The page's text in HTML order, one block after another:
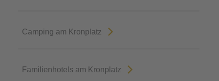
Camping am Kronplatz
Familienhotels am Kronplatz